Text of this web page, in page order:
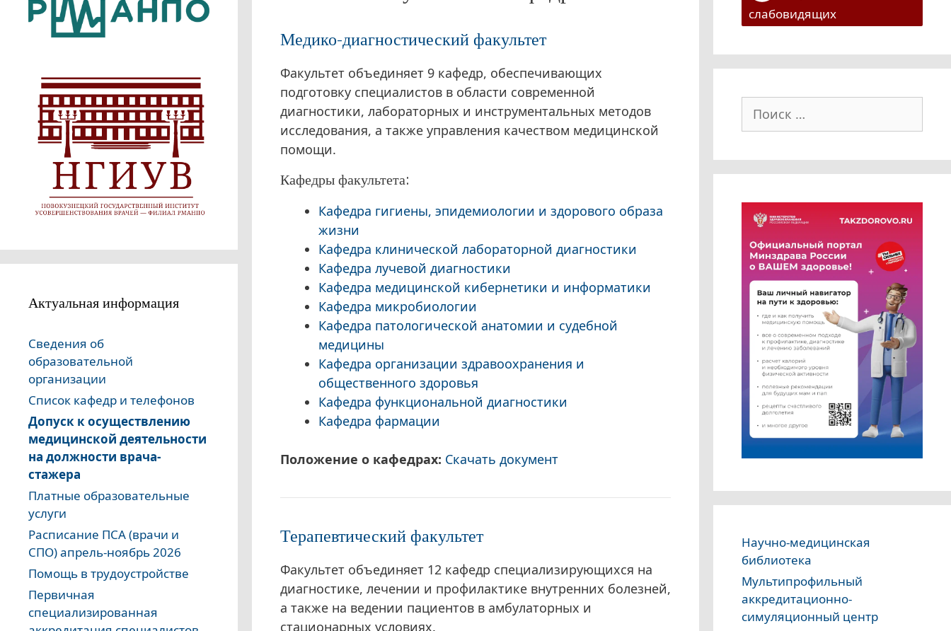
Медико-диагностический факультет
Факультет объединяет 9 кафедр, обеспечивающих
подготовку специалистов в области современной
диагностики, лабораторных и инструментальных методов
исследования, а также управления качеством медицинской
помощи.
Кафедры факультета:
Кафедра гигиены, эпидемиологии и здорового образа
жизни
Кафедра клинической лабораторной диагностики
Кафедра лучевой диагностики
Кафедра медицинской кибернетики и информатики
Кафедра микробиологии
Кафедра патологической анатомии и судебной
медицины
Кафедра организации здравоохранения и
общественного здоровья
Кафедра функциональной диагностики
Кафедра фармации
Положение о кафедрах: Скачать документ
Терапевтический факультет
Факультет объединяет 12 кафедр специализирующихся на
диагностике, лечении и профилактике внутренних болезней,
а также на ведении пациентов в амбулаторных и
стационарных условиях.
Актуальная информация
Сведения об
образовательной
организации
Список кафедр и телефонов
Допуск к осуществлению
медицинской деятельности
на должности врача-
стажера
Платные образовательные
услуги
Расписание ПСА (врачи и
СПО) апрель-ноябрь 2026
Помощь в трудоустройстве
Первичная
специализированная
слабовидящих
Научно-медицинская
библиотека
Мультипрофильный
аккредитационно-
симуляционный центр